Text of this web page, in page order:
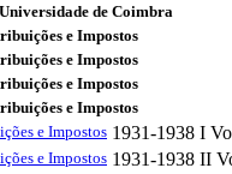
de Coimbra
e Impostos
e Impostos
e Impostos
e Impostos
e Impostos 1931-1938 I
e Impostos 1931-1938 II